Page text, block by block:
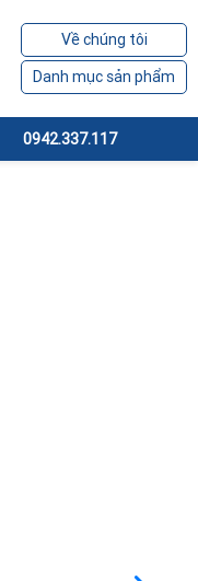
Về chúng tôi
Danh mục sản phẩm
0942.337.117